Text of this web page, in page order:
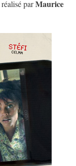
réalisé parMaurice